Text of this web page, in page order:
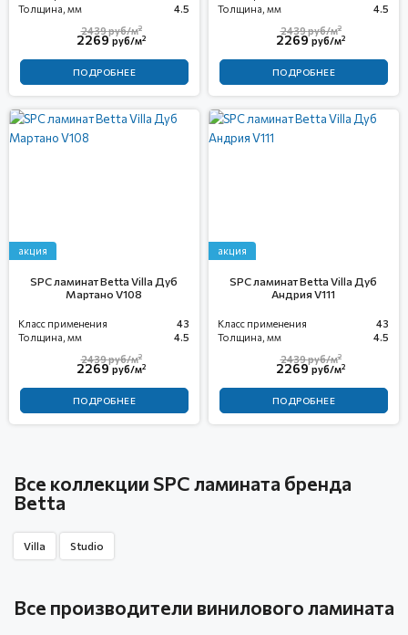
Толщина, мм
4.5
2269руб/м2
2439руб/м2
ПОДРОБНЕЕ
Толщина, мм
4.5
2269руб/м2
2439руб/м2
ПОДРОБНЕЕ
акция
SPC ламинат Betta Villa Дуб
Мартано V108
Класс применения
43
Толщина, мм
4.5
2269руб/м2
2439руб/м2
ПОДРОБНЕЕ
акция
SPC ламинат Betta Villa Дуб
Андрия V111
Класс применения
43
Толщина, мм
4.5
2269руб/м2
2439руб/м2
ПОДРОБНЕЕ
Все коллекции SPC ламината бренда
Betta
Villa Studio
Все производители винилового ламината